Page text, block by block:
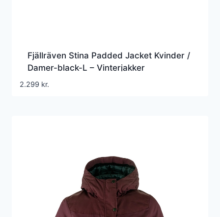
Fjällräven Stina Padded Jacket Kvinder /
Damer-black-L – Vinterjakker
2.299 kr.